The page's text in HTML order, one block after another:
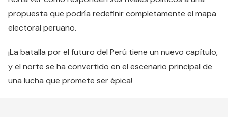
propuesta que podría redefinir completamente el mapa
electoral peruano.
¡La batalla por el futuro del Perú tiene un nuevo capítulo,
y el norte se ha convertido en el escenario principal de
una lucha que promete ser épica!